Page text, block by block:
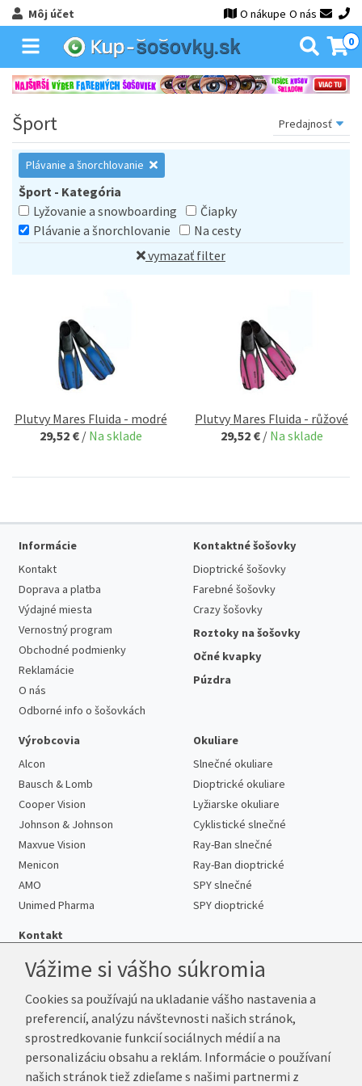
Môj účet O nákupe O nás
0
Šport
Plávanie a šnorchlovanie
Šport - Kategória
Lyžovanie a snowboarding
Čiapky
Plávanie a šnorchlovanie
Na cesty
vymazať filter
Plutvy Mares Fluida - modré
29,52 € / Na sklade
Plutvy Mares Fluida - růžové
29,52 € / Na sklade
Informácie
Kontakt
Doprava a platba
Výdajné miesta
Vernostný program
Obchodné podmienky
Reklamácie
O nás
Odborné info o šošovkách
Kontaktné šošovky
Dioptrické šošovky
Farebné šošovky
Crazy šošovky
Roztoky na šošovky
Očné kvapky
Púzdra
Výrobcovia
Alcon
Bausch & Lomb
Cooper Vision
Johnson & Johnson
Maxvue Vision
Menicon
AMO
Unimed Pharma
Okuliare
Slnečné okuliare
Dioptrické okuliare
Lyžiarske okuliare
Cyklistické slnečné
Ray-Ban slnečné
Ray-Ban dioptrické
SPY slnečné
SPY dioptrické
Kontakt
Telefón:+421 222 205 863
E-mail:info@kup-sosovky.sk
Reklamačná adresa
Andrea Votavová
Vážime si vášho súkromia
Cookies sa používajú na ukladanie vášho nastavenia a
preferencií, analýzu návštevnosti našich stránok,
sprostredkovanie funkcií sociálnych médií a na
personalizáciu obsahu a reklám. Informácie o používaní
našich stránok tiež zdieľame s našimi partnermi z